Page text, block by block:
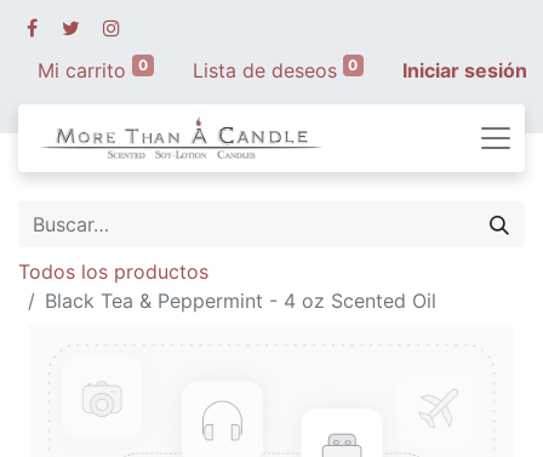
Mi carrito 0 Lista de deseos 0 Iniciar sesión
Todos los productos
Black Tea & Peppermint - 4 oz Scented Oil